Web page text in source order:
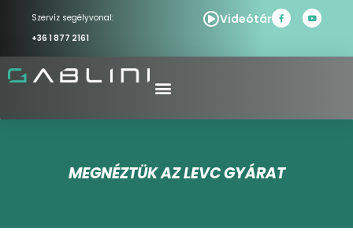
Szervíz segélyvonal:
+36 1 877 2161
Videótár
MEGNÉZTÜK AZ LEVC GYÁRAT